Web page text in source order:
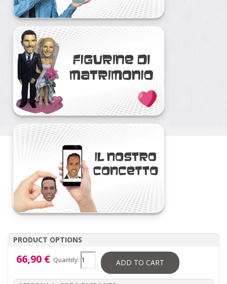
PRODUCT OPTIONS
66,90 € Quantity: ADD TO CART